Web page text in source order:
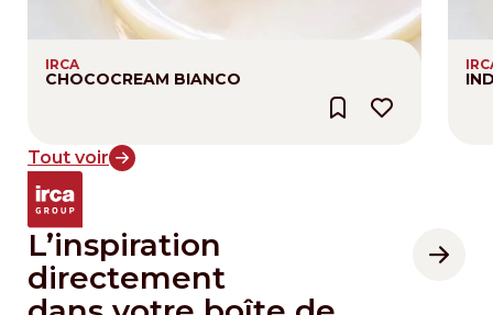
IRCA
CHOCOCREAM BIANCO
Tout voir
L’inspiration
directement